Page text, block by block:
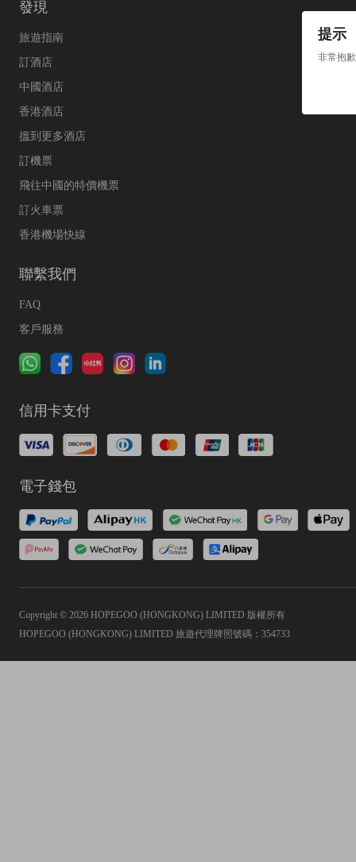
提示
非常抱
發現
旅遊指南
訂酒店
中國酒店
香港酒店
搵到更多酒店
訂機票
飛往中國的特價機票
訂火車票
香港機場快線
聯繫我們
FAQ
客戶服務
信用卡支付
電子錢包
Copyright © 2026 HOPEGOO (HONGKONG) LIMITED 版權所有
HOPEGOO (HONGKONG) LIMITED 旅遊代理牌照號碼：354733